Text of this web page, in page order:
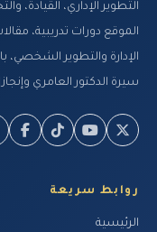
التطوير الإداري، القيادة،
الموقع دورات تدريبية،
الإدارة والتطوير الشخصي،
سيرة الدكتور العامري
روابط سريعة
الرئيسية